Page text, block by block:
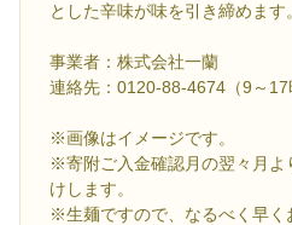
とした辛味が味を引き締めます。
事業者：株式会社一蘭
連絡先：0120-88-4674（9～17
※画像はイメージです。
※寄附ご入金確認月の翌々月よ
けします。
※生麺ですので、なるべく早く